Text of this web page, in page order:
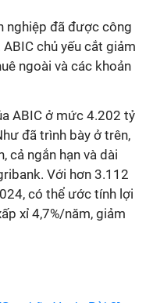
nghiệp đã được công
chủ yếu cắt giảm
ngoài và các khoản
ABIC ở mức 4.202 tỷ
đã trình bày ở trên,
cả ngắn hạn và dài
Với hơn 3.112
có thể ước tính lợi
xỉ 4,7%/năm, giảm